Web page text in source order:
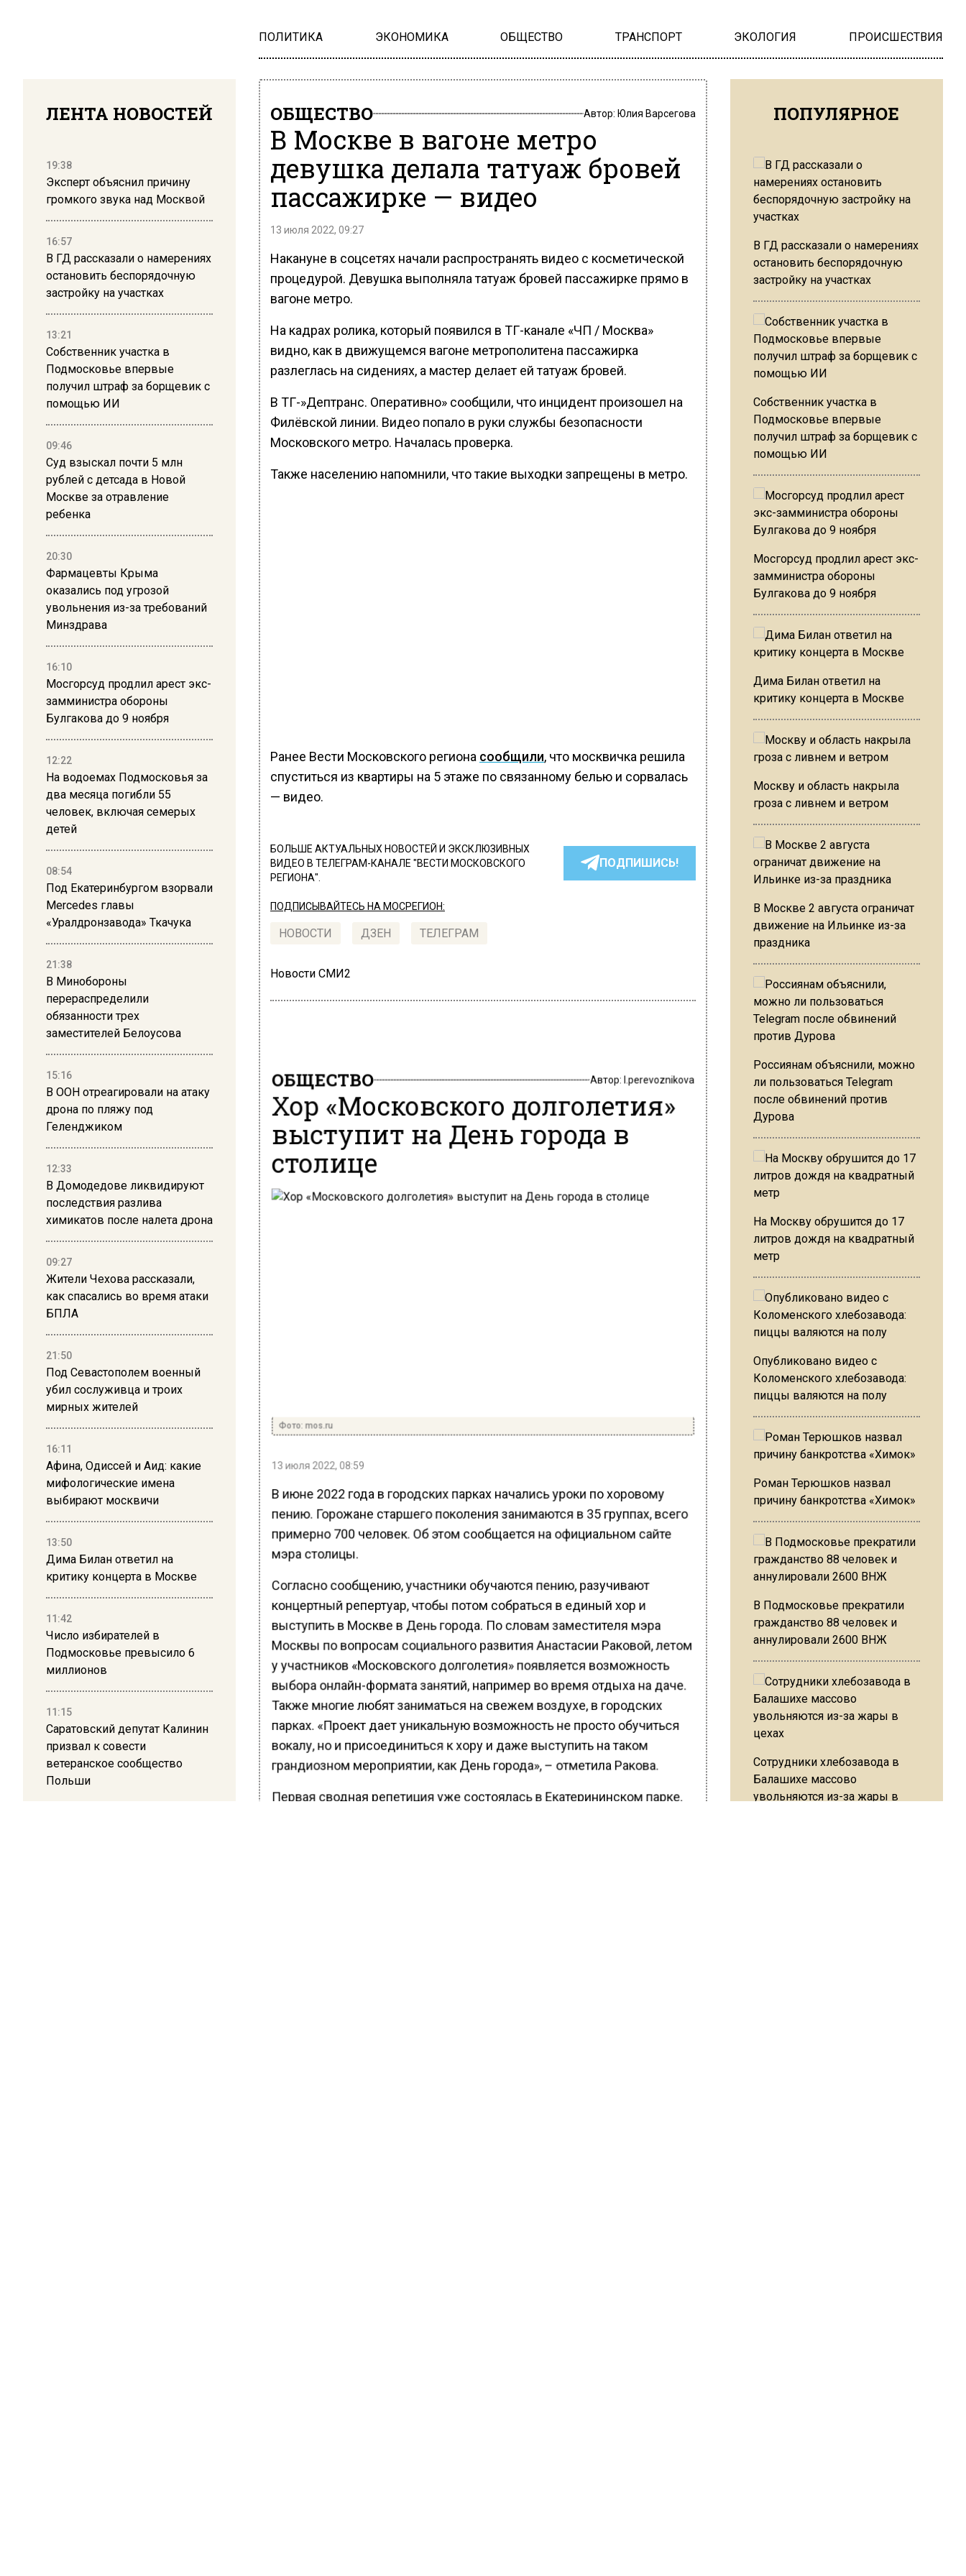
ПОЛИТИКА ЭКОНОМИКА ОБЩЕСТВО ТРАНСПОРТ ЭКОЛОГИЯ ПРОИСШЕСТВИЯ
ЛЕНТА НОВОСТЕЙ
19:38
Эксперт объяснил причину
громкого звука над Москвой
16:57
В ГД рассказали о намерениях
остановить беспорядочную
застройку на участках
13:21
Собственник участка в
Подмосковье впервые
получил штраф за борщевик с
помощью ИИ
09:46
Суд взыскал почти 5 млн
рублей с детсада в Новой
Москве за отравление
ребенка
20:30
Фармацевты Крыма
оказались под угрозой
увольнения из-за требований
Минздрава
16:10
Мосгорсуд продлил арест экс-
замминистра обороны
Булгакова до 9 ноября
12:22
На водоемах Подмосковья за
два месяца погибли 55
человек, включая семерых
детей
08:54
Под Екатеринбургом взорвали
Mercedes главы
«Уралдронзавода» Ткачука
21:38
В Минобороны
перераспределили
обязанности трех
заместителей Белоусова
15:16
В ООН отреагировали на атаку
дрона по пляжу под
Геленджиком
12:33
В Домодедове ликвидируют
последствия разлива
химикатов после налета дрона
09:27
Жители Чехова рассказали,
как спасались во время атаки
БПЛА
21:50
Под Севастополем военный
убил сослуживца и троих
мирных жителей
16:11
Афина, Одиссей и Аид: какие
мифологические имена
выбирают москвичи
13:50
Дима Билан ответил на
критику концерта в Москве
11:42
Число избирателей в
Подмосковье превысило 6
миллионов
11:15
Саратовский депутат Калинин
призвал к совести
ветеранское сообщество
Польши
ОБЩЕСТВО Автор: Юлия Варсегова
В Москве в вагоне метро
девушка делала татуаж бровей
пассажирке — видео
13 июля 2022, 09:27
Накануне в соцсетях начали распространять видео с косметической
процедурой. Девушка выполняла татуаж бровей пассажирке прямо в
вагоне метро.
На кадрах ролика, который появился в ТГ-канале «ЧП / Москва»
видно, как в движущемся вагоне метрополитена пассажирка
разлеглась на сидениях, а мастер делает ей татуаж бровей.
В ТГ-»Дептранс. Оперативно» сообщили, что инцидент произошел на
Филёвской линии. Видео попало в руки службы безопасности
Московского метро. Началась проверка.
Также населению напомнили, что такие выходки запрещены в метро.
Ранее Вести Московского региона сообщили, что москвичка решила
спуститься из квартиры на 5 этаже по связанному белью и сорвалась
— видео.
БОЛЬШЕ АКТУАЛЬНЫХ НОВОСТЕЙ И ЭКСКЛЮЗИВНЫХ
ВИДЕО В ТЕЛЕГРАМ-КАНАЛЕ "ВЕСТИ МОСКОВСКОГО
РЕГИОНА".
ПОДПИШИСЬ!
ПОДПИСЫВАЙТЕСЬ НА МОСРЕГИОН:
НОВОСТИ ДЗЕН ТЕЛЕГРАМ
Новости СМИ2
ОБЩЕСТВО Автор:l.perevoznikova
Хор «Московского долголетия»
выступит на День города в
столице
Фото: mos.ru
13 июля 2022, 08:59
В июне 2022 года в городских парках начались уроки по хоровому
пению. Горожане старшего поколения занимаются в 35 группах, всего
примерно 700 человек. Об этом сообщается на официальном сайте
мэра столицы.
Согласно сообщению, участники обучаются пению, разучивают
концертный репертуар, чтобы потом собраться в единый хор и
выступить в Москве в День города. По словам заместителя мэра
Москвы по вопросам социального развития Анастасии Раковой, летом
у участников «Московского долголетия» появляется возможность
выбора онлайн-формата занятий, например во время отдыха на даче.
Также многие любят заниматься на свежем воздухе, в городских
парках. «Проект дает уникальную возможность не просто обучиться
вокалу, но и присоединиться к хору и даже выступить на таком
грандиозном мероприятии, как День города», – отметила Ракова.
Первая сводная репетиция уже состоялась в Екатерининском парке.
ПОПУЛЯРНОЕ
В ГД рассказали о намерениях
остановить беспорядочную
застройку на участках
Собственник участка в
Подмосковье впервые
получил штраф за борщевик с
помощью ИИ
Мосгорсуд продлил арест экс-
замминистра обороны
Булгакова до 9 ноября
Дима Билан ответил на
критику концерта в Москве
Москву и область накрыла
гроза с ливнем и ветром
В Москве 2 августа ограничат
движение на Ильинке из-за
праздника
Россиянам объяснили, можно
ли пользоваться Telegram
после обвинений против
Дурова
На Москву обрушится до 17
литров дождя на квадратный
метр
Опубликовано видео с
Коломенского хлебозавода:
пиццы валяются на полу
Роман Терюшков назвал
причину банкротства «Химок»
В Подмосковье прекратили
гражданство 88 человек и
аннулировали 2600 ВНЖ
Сотрудники хлебозавода в
Балашихе массово
увольняются из-за жары в